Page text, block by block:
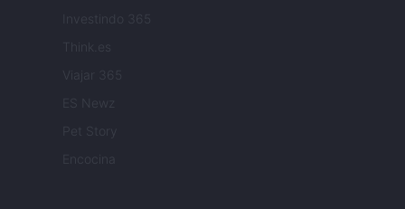
Investindo 365
Think.es
Viajar 365
ES Newz
Encocina